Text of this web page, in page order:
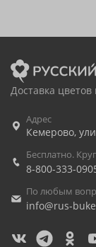
Доставка
Адрес
Кемерово,
Бесплатно.
8-800-333-
По любым
info@rus-